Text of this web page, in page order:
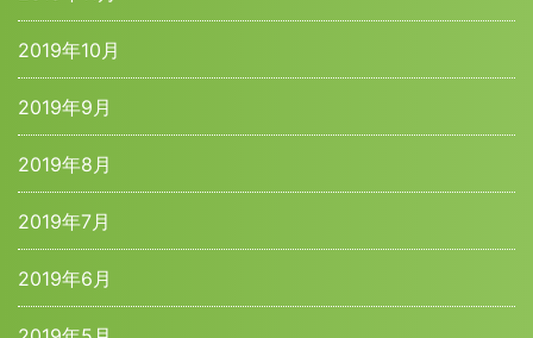
2019年10月
2019年9月
2019年8月
2019年7月
2019年6月